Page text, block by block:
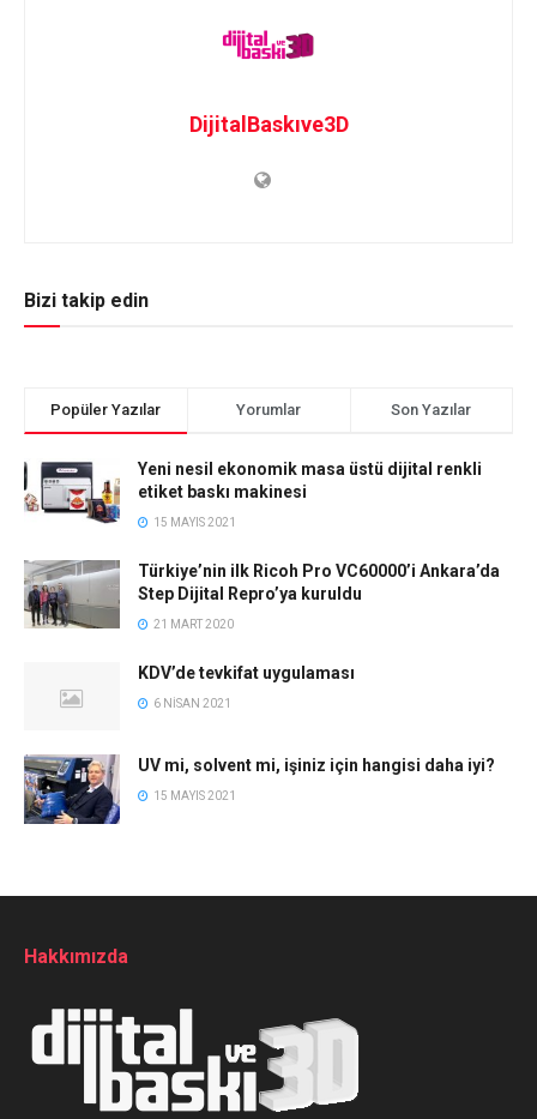
DijitalBaskıve3D
Bizi takip edin
Popüler Yazılar Yorumlar Son Yazılar
Yeni nesil ekonomik masa üstü dijital renkli
etiket baskı makinesi
15 MAYIS 2021
Türkiye’nin ilk Ricoh Pro VC60000’i Ankara’da
Step Dijital Repro’ya kuruldu
21 MART 2020
KDV’de tevkifat uygulaması
6 NISAN 2021
UV mi, solvent mi, işiniz için hangisi daha iyi?
15 MAYIS 2021
Hakkımızda